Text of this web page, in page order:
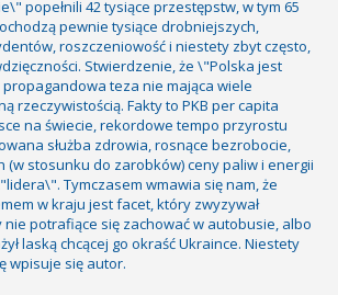
popełnili 42 tysiące przestępstw, w tym 65
pewnie tysiące drobniejszych,
roszczeniowość i niestety zbyt często,
Stwierdzenie, że \"Polska jest
teza nie mająca wiele
rzeczywistością. Fakty to PKB per capita
na świecie, rekordowe tempo przyrostu
służba zdrowia, rosnące bezrobocie,
(w stosunku do zarobków) ceny paliw i energii
Tymczasem wmawia się nam, że
w kraju jest facet, który zwyzywał
potrafiące się zachować w autobusie, albo
laską chcącej go okraść Ukraince. Niestety
wpisuje się autor.